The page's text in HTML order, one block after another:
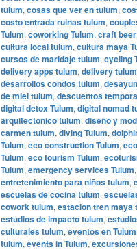
tulum, cosas que ver en tulum,
costo entrada ruinas tulum,
Tulum, coworking Tulum, craft
cultura local tulum, cultura maya
cursos de maridaje tulum, cycling
delivery apps tulum, delivery tulum
desarrollos condos tulum,
de miel tulum, descuentos
digital detox Tulum, digital nomad
arquitectonico tulum, diseño y
carmen tulum, diving Tulum,
Tulum, eco construction Tulum,
Tulum, eco tourism Tulum,
Tulum, emergency services Tulum,
entretenimiento para niños tulum,
escuelas de cocina tulum,
cowork tulum, estacion tren maya
estudios de impacto tulum,
culturales tulum, eventos en Tulum
tulum, events in Tulum,